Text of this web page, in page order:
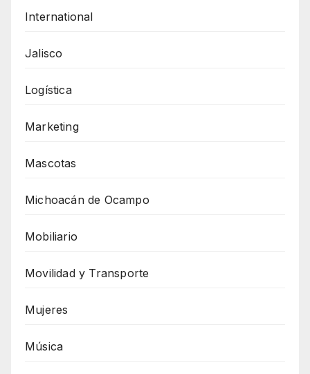
International
Jalisco
Logística
Marketing
Mascotas
Michoacán de Ocampo
Mobiliario
Movilidad y Transporte
Mujeres
Música